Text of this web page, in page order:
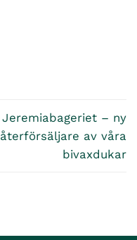
Jeremiabageriet – ny
återförsäljare av våra
bivaxdukar